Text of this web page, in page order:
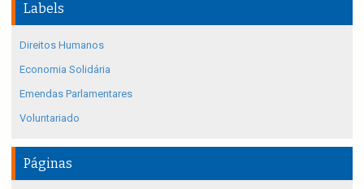
Labels
Direitos Humanos
Economia Solidária
Emendas Parlamentares
Voluntariado
Páginas